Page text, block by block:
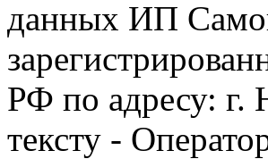
данных ИП
РФ по адресу: г.
тексту -